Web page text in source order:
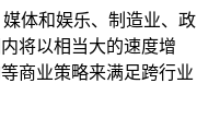
体和娱乐、制造业、政
将以相当大的速度增
商业策略来满足跨行业